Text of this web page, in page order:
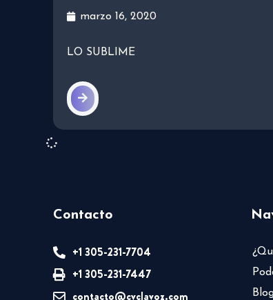
marzo 16, 2020
LO SUBLIME
Contacto
+1 305-231-7704
+1 305-231-7447
contacto@cvclavoz.com